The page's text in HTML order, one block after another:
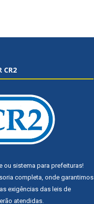
CR2
ou sistema para prefeituras!
completa, onde garantimos
exigências das leis de
atendidas.